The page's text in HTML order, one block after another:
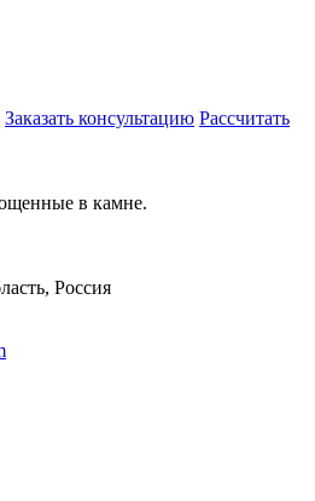
Заказать консультацию Рассчитать
в камне.
Россия